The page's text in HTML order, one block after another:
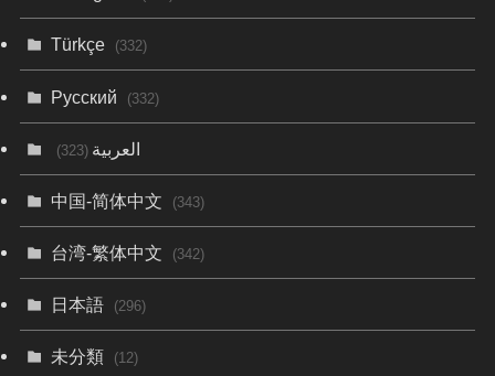
Türkçe (332)
Русский (332)
العربية(323)
中国-简体中文 (343)
台湾-繁体中文 (342)
日本語 (296)
未分類 (12)